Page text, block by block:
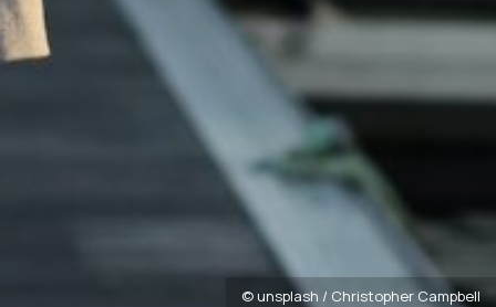
© unsplash / Christopher Campbell